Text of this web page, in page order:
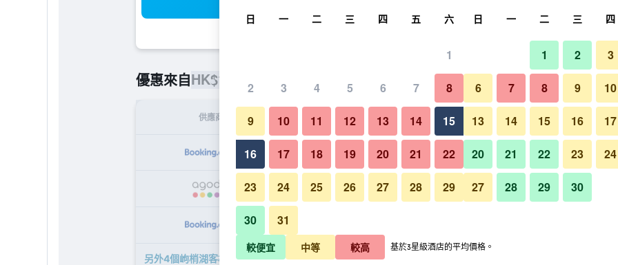
優惠來自HK$1,529
供應商 每晚總額
HK$1,529 查看優惠
HK$1,553 查看優惠
另外4個岣梢湖客棧酒店​的優惠
日 一 二 三 四 五 六
1
2 3 4 5 6 7 8
9 10 11 12 13 14 15
16 17 18 19 20 21 22
23 24 25 26 27 28 29
30 31
日 一 二 三 四
1 2 3
6 7 8 9 10
13 14 15 16 17
20 21 22 23 24
27 28 29 30
較便宜 中等 較高 基於3星級酒店的平均價格。